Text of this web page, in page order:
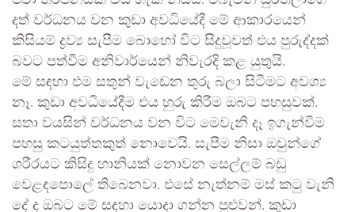
දත් වර්ධනය වන කුඩා අවධියේදී මේ ආකාරයෙන්
කිසියම් ද්‍රව්‍ය සැපීම බොහෝ විට සිදුවූවත් එය පුරුද්දක්
බවට පත්වීම අනිවාර්යෙන් නිවැරදි කළ යුතුයි.
මේ සඳහා එම සතුන් වැඩෙන තුරු බලා සිටීමට අවශ්‍ය
නෑ. කුඩා අවධියේදීම එය හුරු කිරීම ඔබට පහසුවක්.
සතා වයසින් වර්ධනය වන විට මෙවැනි දෑ ඉගැන්වීම
පහසු කටයුත්තකුත් නොවෙයි. සැපීම නිසා ඔවුන්ගේ
ශරීරයට කිසිදු හානියක් නොවන සෙල්ලම් බඩු
වෙළඳපොලේ තිබෙනවා. එසේ නැත්නම් මස් කටු වැනි
දේ ද ඔබට මේ සඳහා යොදා ගන්න පුළුවන්. කුඩා